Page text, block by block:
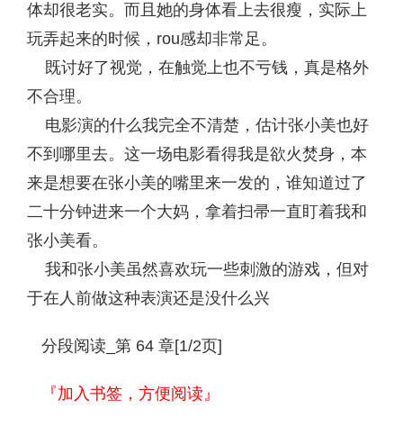
体却很老实。而且她的身体看上去很瘦，实际上
玩弄起来的时候，rou感却非常足。
既讨好了视觉，在触觉上也不亏钱，真是格外
不合理。
电影演的什么我完全不清楚，估计张小美也好
不到哪里去。这一场电影看得我是欲火焚身，本
来是想要在张小美的嘴里来一发的，谁知道过了
二十分钟进来一个大妈，拿着扫帚一直盯着我和
张小美看。
我和张小美虽然喜欢玩一些刺激的游戏，但对
于在人前做这种表演还是没什么兴
分段阅读_第 64 章[1/2页]
『加入书签，方便阅读』